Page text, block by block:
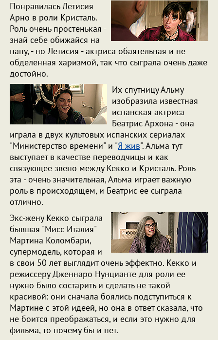
Понравилась Летисия
Арно в роли Кристаль.
Роль очень простенькая -
знай себе обижайся на
папу, - но Летисия - актриса обаятельная и не
обделенная харизмой, так что сыграла очень даже
достойно.
Их спутницу Альму
изобразила известная
испанская актриса
Беатрис Архона - она
играла в двух культовых испанских сериалах
"Министерство времени" и "Я жив". Альма тут
выступает в качестве переводчицы и как
связующее звено между Кекко и Кристаль. Роль
эта - очень значительная, Альма играет важную
роль в происходящем, и Беатрис ее сыграла
отлично.
Экс-жену Кекко сыграла
бывшая "Мисс Италия"
Мартина Коломбари,
супермодель, которая и
в свои 50 лет выглядит очень эффектно. Кекко и
режиссеру Дженнаро Нунцианте для роли ее
нужно было состарить и сделать не такой
красивой: они сначала боялись подступиться к
Мартине с этой идеей, но она в ответ сказала, что
не боится преображаться, и если это нужно для
фильма, то почему бы и нет.